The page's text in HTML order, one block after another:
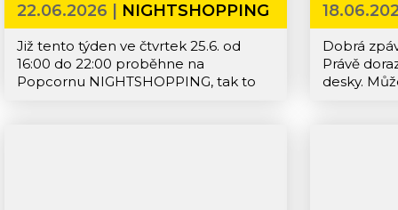
22.06.2026 | NIGHTSHOPPING
Již tento týden ve čtvrtek 25.6. od
16:00 do 22:00 proběhne na
Popcornu NIGHTSHOPPING, tak to
DESKY
Dobrá
Právě
desky.